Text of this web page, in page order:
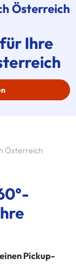
Österreich
Ihre
Österreich
Pickup-